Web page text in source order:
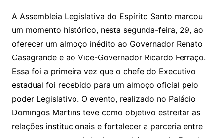
at
s
A
p
p
c
e
b
o
o
k
itt
er
ai
l
A Assembleia Legislativa do Espírito Santo marcou
um momento histórico, nesta segunda-feira, 29, ao
oferecer um almoço inédito ao Governador Renato
Casagrande e ao Vice-Governador Ricardo Ferraço.
Essa foi a primeira vez que o chefe do Executivo
estadual foi recebido para um almoço oficial pelo
poder Legislativo. O evento, realizado no Palácio
Domingos Martins teve como objetivo estreitar as
relações institucionais e fortalecer a parceria entre